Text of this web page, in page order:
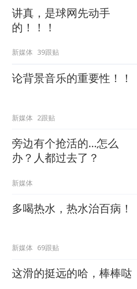
讲真，是球网先动手
的！！！
新媒体 39跟贴
论背景音乐的重要性！！
新媒体 2跟贴
旁边有个抢活的…怎么
办？人都过去了？
新媒体
多喝热水，热水治百病！
新媒体 69跟贴
这滑的挺远的哈，棒棒哒